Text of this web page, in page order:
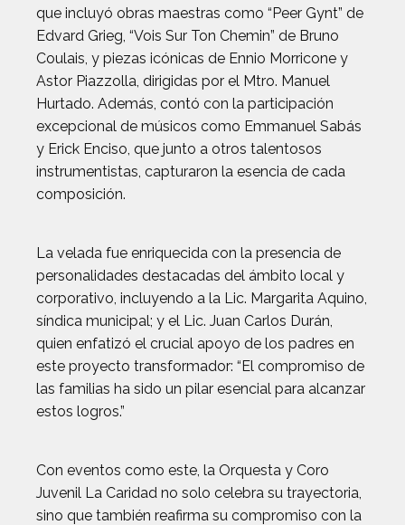
que incluyó obras maestras como “Peer Gynt” de
Edvard Grieg, “Vois Sur Ton Chemin” de Bruno
Coulais, y piezas icónicas de Ennio Morricone y
Astor Piazzolla, dirigidas por el Mtro. Manuel
Hurtado. Además, contó con la participación
excepcional de músicos como Emmanuel Sabás
y Erick Enciso, que junto a otros talentosos
instrumentistas, capturaron la esencia de cada
composición.
La velada fue enriquecida con la presencia de
personalidades destacadas del ámbito local y
corporativo, incluyendo a la Lic. Margarita Aquino,
síndica municipal; y el Lic. Juan Carlos Durán,
quien enfatizó el crucial apoyo de los padres en
este proyecto transformador: “El compromiso de
las familias ha sido un pilar esencial para alcanzar
estos logros.”
Con eventos como este, la Orquesta y Coro
Juvenil La Caridad no solo celebra su trayectoria,
sino que también reafirma su compromiso con la